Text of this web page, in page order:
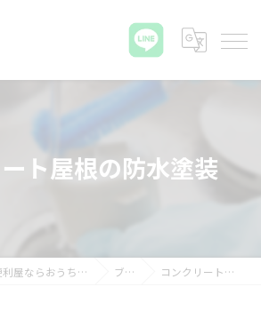
ト屋根の防水塗装
広島県東広島市の便利屋ならおうちの御用聞き家工房 八本松店 ブログ コンクリート屋根の防水塗装